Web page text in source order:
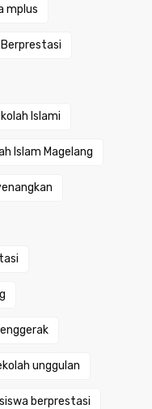
mplus
Islami
Islam Magelang
unggulan
siswa berprestasi